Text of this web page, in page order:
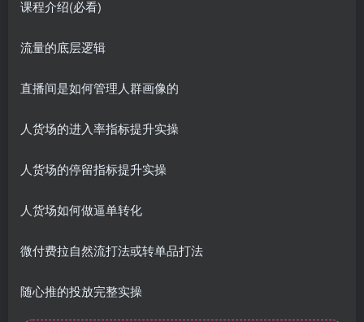
课程介绍(必看)
流量的底层逻辑
直播间是如何管理人群画像的
人货场的进入率指标提升实操
人货场的停留指标提升实操
人货场如何做逼单转化
微付费拉自然流打法或转单品打法
随心推的投放完整实操